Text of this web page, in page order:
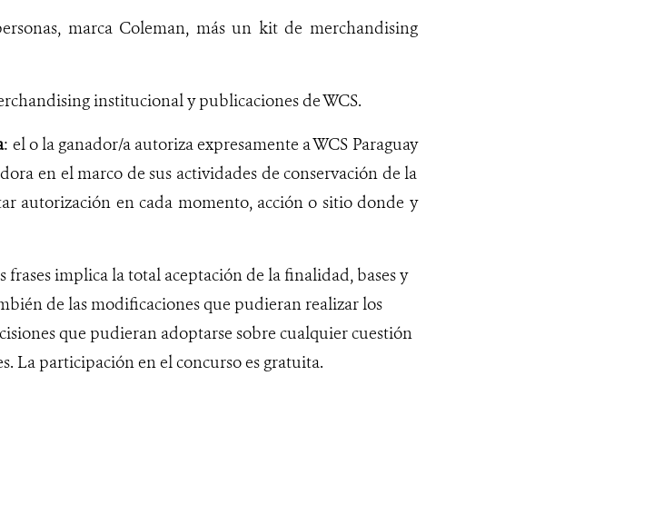
marca Coleman, más un kit de merchandising
institucional y publicaciones de WCS.
: el o la ganador/a autoriza expresamente a WCS Paraguay
en el marco de sus actividades de conservación de la
autorización en cada momento, acción o sitio donde y
frases implica la total aceptación de la finalidad, bases y
de las modificaciones que pudieran realizar los
que pudieran adoptarse sobre cualquier cuestión
La participación en el concurso es gratuita.